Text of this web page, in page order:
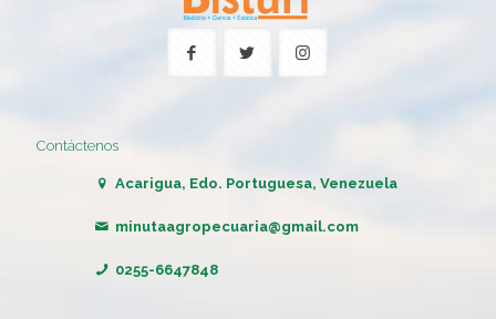
Contáctenos
Acarigua, Edo. Portuguesa, Venezuela
minutaagropecuaria@gmail.com
0255-6647848